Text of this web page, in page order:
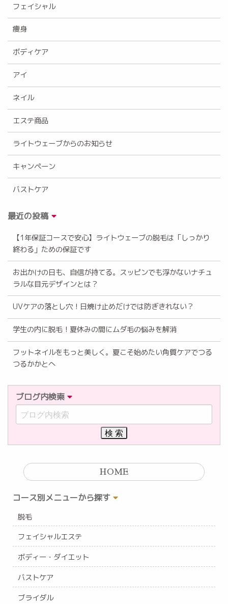
フェイシャル
痩身
ボディケア
アイ
ネイル
エステ商品
ライトウェーブからのお知らせ
キャンペーン
バストケア
最近の投稿
【1年保証コースで安心】ライトウェーブの脱毛は「しっかり
終わる」ための保証です
お出かけの日も、自信が持てる。スッピンでも浮かないナチュ
ラルな目元デザインとは？
UVケアの落とし穴！日焼け止めだけでは防ぎきれない？
学生の内に脱毛！夏休みの間にムダ毛の悩みを解消
フットネイルをもっと美しく。夏こそ始めたい角質ケアでつる
つるかかとへ
ブログ内検索
HOME
コース別メニューから探す
脱毛
フェイシャルエステ
ボディー・ダイエット
バストケア
ブライダル